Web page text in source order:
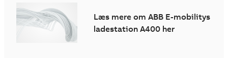
Læs mere om ABB E-mobilitys
ladestation A400 her